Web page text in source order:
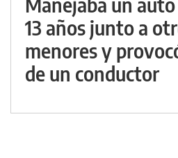
13 años junto a
menores y
de un conductor